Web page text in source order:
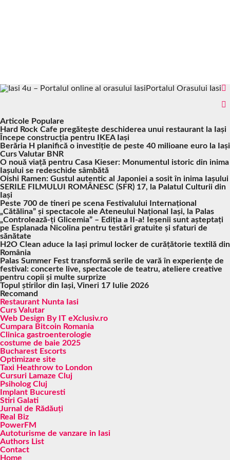
Portalul Orasului Iasi
Articole Populare
Hard Rock Cafe pregătește deschiderea unui restaurant la Iași
Începe construcția pentru IKEA Iași
Berăria H planifică o investiție de peste 40 milioane euro la Iași
Curs Valutar BNR
O nouă viață pentru Casa Kieser: Monumentul istoric din inima
Iașului se redeschide sâmbătă
Oishi Ramen: Gustul autentic al Japoniei a sosit în inima Iașului
SERILE FILMULUI ROMÂNESC (SFR) 17, la Palatul Culturii din
Iași
Peste 700 de tineri pe scena Festivalului Internațional
„Cătălina” și spectacole ale Ateneului Național Iași, la Palas
„Controlează-ți Glicemia” – Ediția a II-a! Ieșenii sunt așteptați
pe Esplanada Nicolina pentru testări gratuite și sfaturi de
sănătate
H2O Clean aduce la Iași primul locker de curățătorie textilă din
România
Palas Summer Fest transformă serile de vară în experiențe de
festival: concerte live, spectacole de teatru, ateliere creative
pentru copii și multe surprize
Topul știrilor din Iași, Vineri 17 Iulie 2026
Recomand
Restaurant Nunta Iasi
Curs Valutar
Web Design By IT eXclusiv.ro
Cumpara Bitcoin Romania
Clinica gastroenterologie
costume de baie 2025
Bucharest Escorts
Optimizare site
Taxi Heathrow to London
Cursuri Lamaze Cluj
Psiholog Cluj
Implant Bucuresti
Stiri Galati
Jurnal de Rădăuți
Real Biz
PowerFM
Autoturisme de vanzare in Iasi
Authors List
Contact
Home